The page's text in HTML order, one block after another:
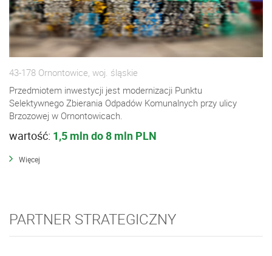
43-178 Ornontowice, woj. śląskie
Przedmiotem inwestycji jest modernizacji Punktu
Selektywnego Zbierania Odpadów Komunalnych przy ulicy
Brzozowej w Ornontowicach.
wartość: 1,5 mln do 8 mln PLN
Więcej
PARTNER STRATEGICZNY